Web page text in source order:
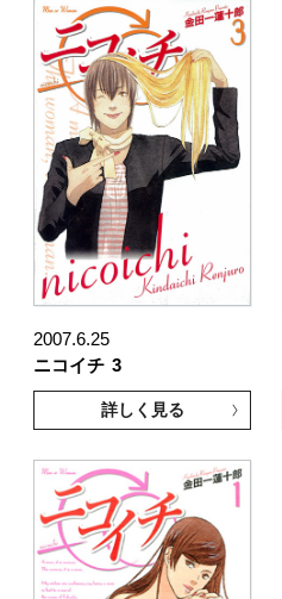
2007.6.25
ニコイチ 3
詳しく見る